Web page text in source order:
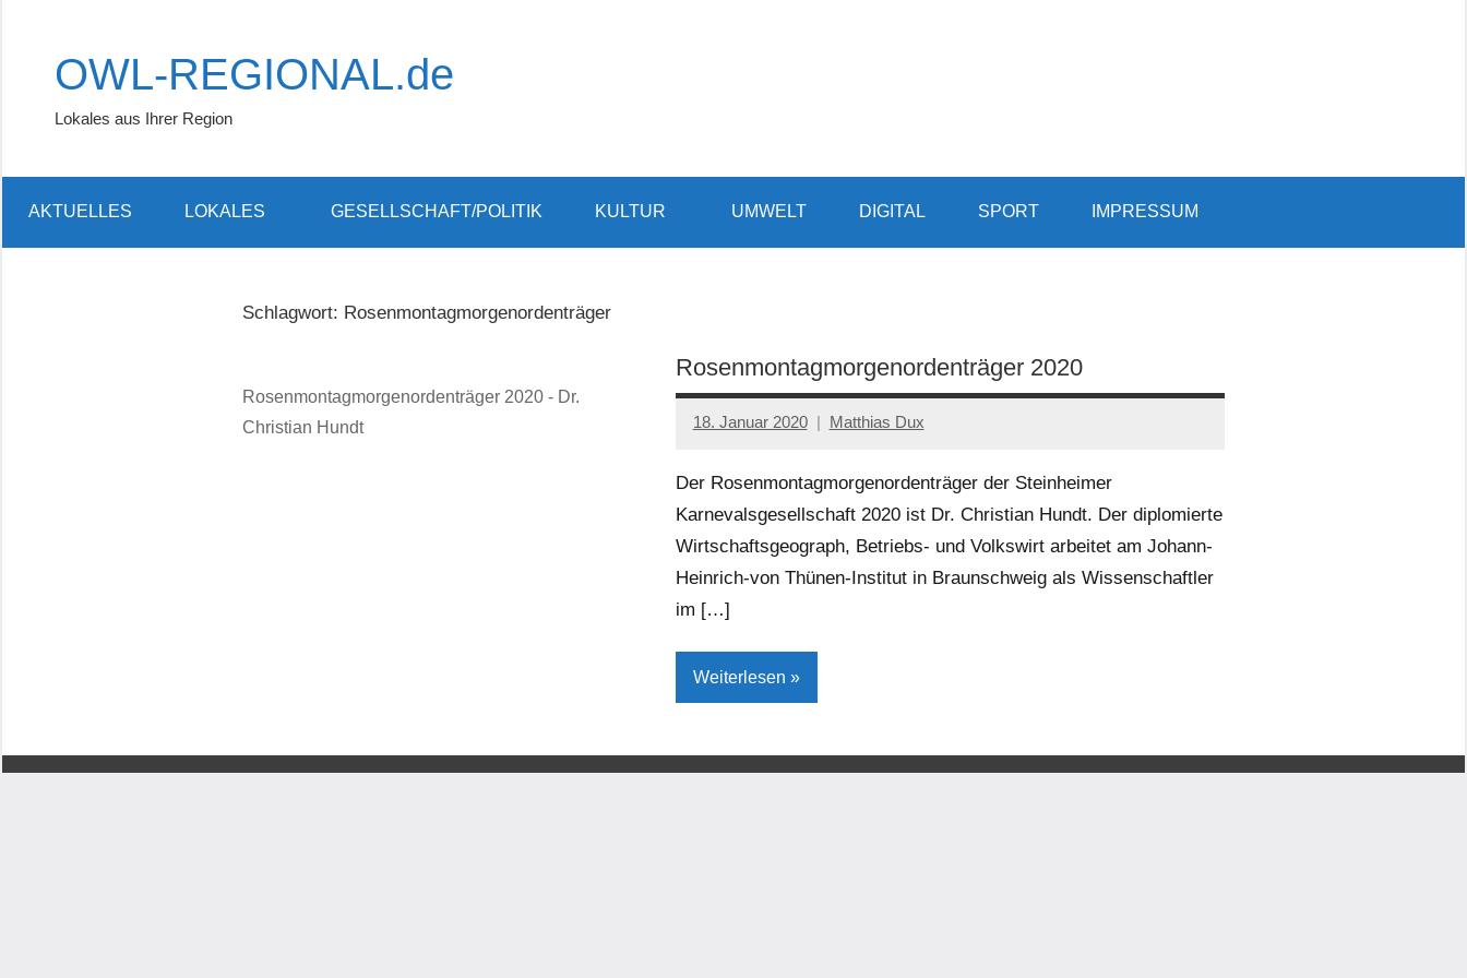
springenOWL-REGIONAL.de
Lokales aus Ihrer Region
AKTUELLES LOKALES GESELLSCHAFT/POLITIK KULTUR UMWELT DIGITAL SPORT IMPRESSUM
Schlagwort: Rosenmontagmorgenordenträger
Rosenmontagmorgenordenträger 2020 - Dr.
Christian Hundt
Rosenmontagmorgenordenträger 2020
18. Januar 2020 Matthias Dux
Der Rosenmontagmorgenordenträger der Steinheimer
Karnevalsgesellschaft 2020 ist Dr. Christian Hundt. Der diplomierte
Wirtschaftsgeograph, Betriebs- und Volkswirt arbeitet am Johann-
Heinrich-von Thünen-Institut in Braunschweig als Wissenschaftler
im […]
Weiterlesen